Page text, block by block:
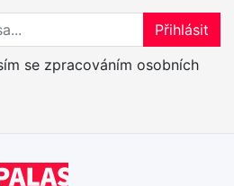
Přihlásit
se zpracováním osobních